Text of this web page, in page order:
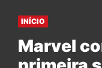
INÍCIO
Marvel